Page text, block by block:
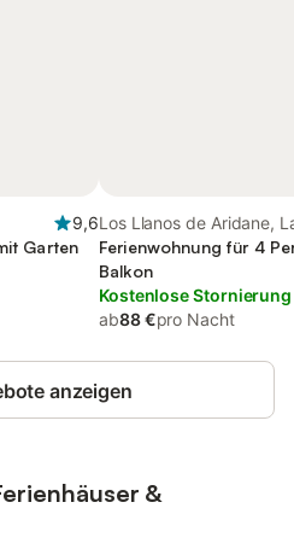
9,6
Garten
Los Llanos de Aridane,
Süd
Ferienwohnung für 4
Balkon
Kostenlose Stornierung
ab88 €pro Nacht
anzeigen
&